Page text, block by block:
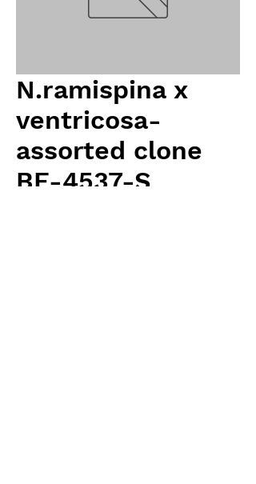
N.ramispina x
ventricosa-
assorted clone
BE-4537-S